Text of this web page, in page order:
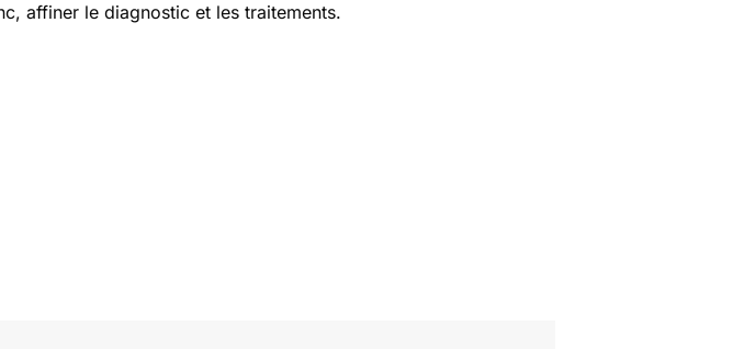
affiner le diagnostic et les traitements.